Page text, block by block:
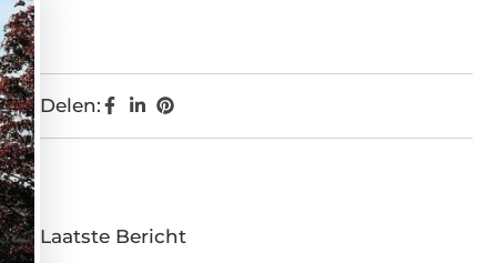
Delen:
Laatste Bericht